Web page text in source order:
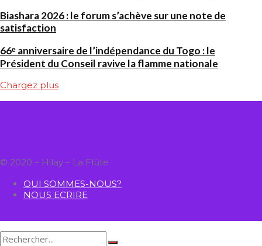
Biashara 2026 : le forum s’achève sur une note de
satisfaction
66ᵉ anniversaire de l’indépendance du Togo : le
Président du Conseil ravive la flamme nationale
Chargez plus
© 2020 – Hilay – La Flûte
QUI SOMMES-NOUS?
NOUS ECRIRE